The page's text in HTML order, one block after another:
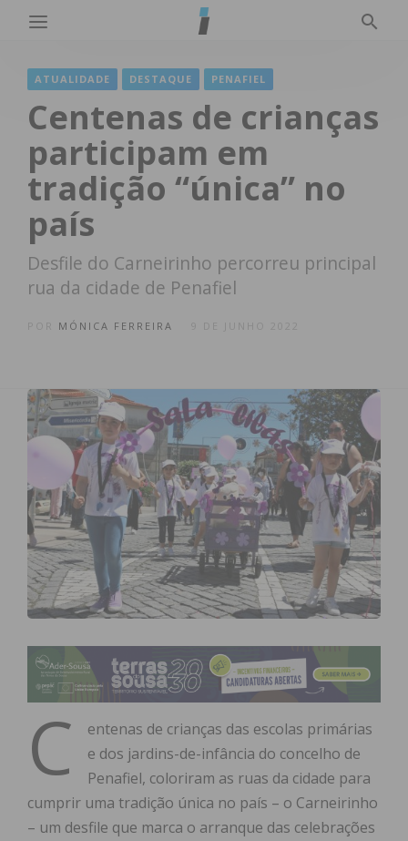
ATUALIDADE DESTAQUE PENAFIEL
Centenas de crianças
participam em
tradição “única” no
país
Desfile do Carneirinho percorreu principal
rua da cidade de Penafiel
MÓNICA FERREIRA
C
entenas de crianças das escolas primárias
e dos jardins-de-infância do concelho de
Penafiel, coloriram as ruas da cidade para
cumprir uma tradição única no país – o Carneirinho
– um desfile que marca o arranque das celebrações